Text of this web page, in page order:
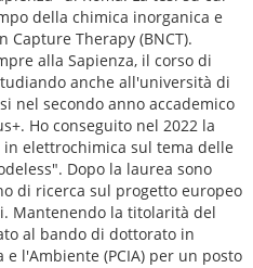
della chimica inorganica e
Therapy (BNCT).
alla Sapienza, il corso di
anche all'università di
nel secondo anno accademico
Ho conseguito nel 2022 la
elettrochimica sul tema delle
Dopo la laurea sono
di ricerca sul progetto europeo
Mantenendo la titolarità del
al bando di dottorato in
l'Ambiente (PCIA) per un posto